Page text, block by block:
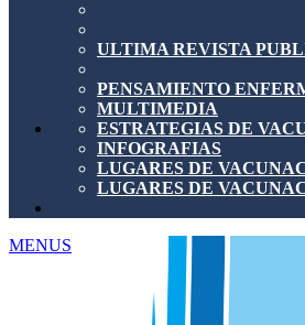
ULTIMA REVISTA
PENSAMIENTO
MULTIMEDIA
ESTRATEGIAS DE
INFOGRAFIAS
LUGARES DE
LUGARES DE
MENUS